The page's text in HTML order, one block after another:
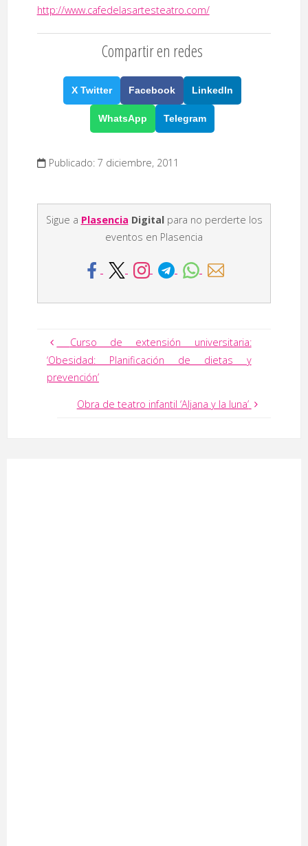
http://www.cafedelasartesteatro.com/
Compartir en redes
X Twitter Facebook LinkedIn
WhatsApp Telegram
Publicado: 7 diciembre, 2011
Sigue a Plasencia Digitalpara no perderte los
eventos en Plasencia
Curso de extensión universitaria:
‘Obesidad: Planificación de dietas y
prevención’
Obra de teatro infantil ‘Aljana y la luna’